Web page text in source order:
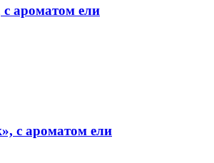
ароматом ели
с ароматом ели